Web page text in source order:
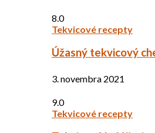
8.0
Tekvicové recepty
Úžasný tekvicový
3. novembra 2021
9.0
Tekvicové recepty